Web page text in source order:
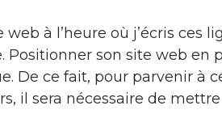
à l’heure où j’écris ces
Positionner son site web en
De ce fait, pour parvenir à
il sera nécessaire de